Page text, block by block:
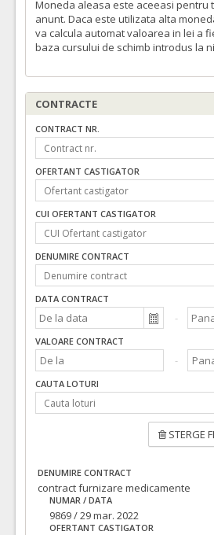
Moneda aleasa este aceeasi pentru
anunt. Daca este utilizata alta
va calcula automat valoarea in lei a
baza cursului de schimb introdus la
CONTRACTE
CONTRACT NR.
OFERTANT CASTIGATOR
CUI OFERTANT CASTIGATOR
DENUMIRE CONTRACT
DATA CONTRACT
VALOARE CONTRACT
CAUTA LOTURI
STERGE
DENUMIRE CONTRACT
contract furnizare medicamente
NUMAR / DATA
9869 / 29 mar. 2022
OFERTANT CASTIGATOR